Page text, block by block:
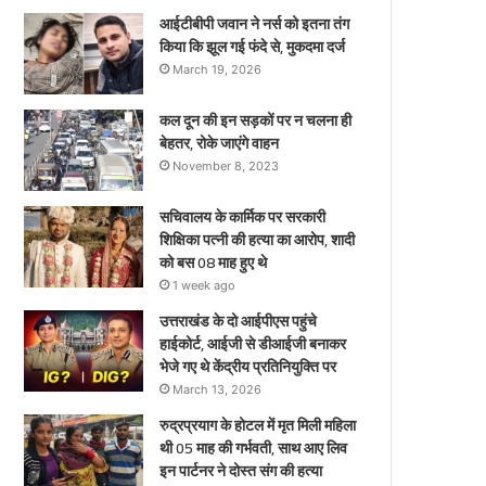
आईटीबीपी जवान ने नर्स को इतना तंग
किया कि झूल गई फंदे से, मुकदमा दर्ज
March 19, 2026
कल दून की इन सड़कों पर न चलना ही
बेहतर, रोके जाएंगे वाहन
November 8, 2023
सचिवालय के कार्मिक पर सरकारी
शिक्षिका पत्नी की हत्या का आरोप, शादी
को बस 08 माह हुए थे
1 week ago
उत्तराखंड के दो आईपीएस पहुंचे
हाईकोर्ट, आईजी से डीआईजी बनाकर
भेजे गए थे केंद्रीय प्रतिनियुक्ति पर
March 13, 2026
रुद्रप्रयाग के होटल में मृत मिली महिला
थी 05 माह की गर्भवती, साथ आए लिव
इन पार्टनर ने दोस्त संग की हत्या